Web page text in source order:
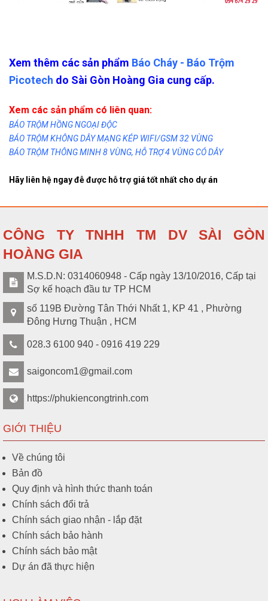
Xem thêm các sản phẩm Báo Cháy - Báo Trộm
Picotech do Sài Gòn Hoàng Gia cung cấp.
Xem các sản phẩm có liên quan:
BÁO TRỘM HỒNG NGOẠI ĐỘC
BÁO TRỘM KHÔNG DÂY MẠNG KÉP WIFI/GSM 32 VÙNG
BÁO TRỘM THÔNG MINH 8 VÙNG, HỖ TRỢ 4 VÙNG CÓ DÂY
Hãy liên hệ ngay đễ được hỗ trợ giá tốt nhất cho dự án
CÔNG TY TNHH TM DV SÀI GÒN
HOÀNG GIA
M.S.D.N: 0314060948 - Cấp ngày 13/10/2016, Cấp tại
Sợ kế hoạch đầu tư TP HCM
số 119B Đường Tân Thới Nhất 1, KP 41 , Phường
Đông Hưng Thuận , HCM
028.3 6100 940 - 0916 419 229
saigoncom1@gmail.com
https://phukiencongtrinh.com
GIỚI THIỆU
Về chúng tôi
Bản đồ
Quy định và hình thức thanh toán
Chính sách đổi trả
Chính sách giao nhận - lắp đặt
Chính sách bảo hành
Chính sách bảo mật
Dự án đã thực hiện